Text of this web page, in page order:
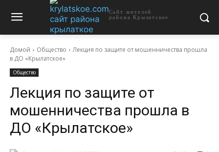
Сайт жителей
района Крылатское
Домой Общество
Лекция по защите от мошенничества прошла
в ДО «Крылатское»
Общество
Лекция по защите от
мошенничества прошла в
ДО «Крылатское»